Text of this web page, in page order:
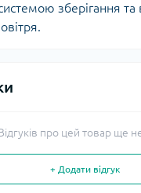
зберігання
про цей товар ще
+ Додати відгук